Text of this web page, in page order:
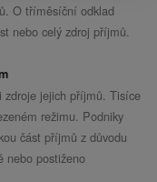
O tříměsíční odklad
nebo celý zdroj příjmů.
zdroje jejich příjmů. Tisíce
režimu. Podniky
část příjmů z důvodu
nebo postiženo